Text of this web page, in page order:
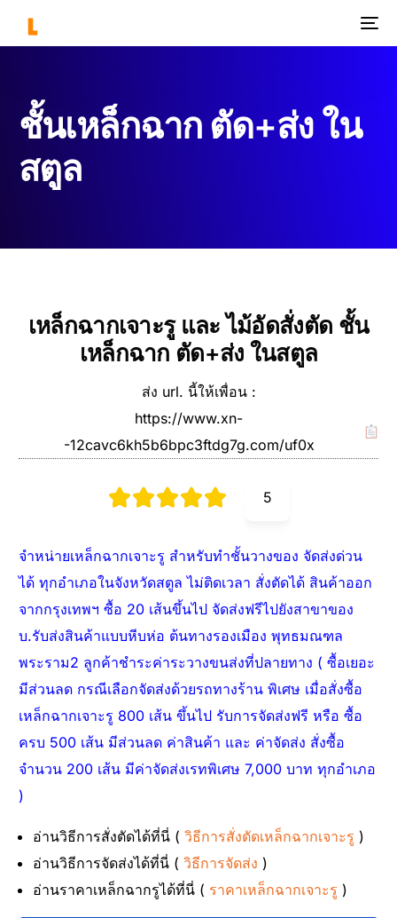
ชั้นเหล็กฉาก ตัด+ส่ง ใน
สตูล
เหล็กฉากเจาะรู และ ไม้อัดสั่งตัด ชั้น
เหล็กฉาก ตัด+ส่ง ในสตูล
ส่ง url. นี้ให้เพื่อน :
https://www.xn-
-12cavc6kh5b6bpc3ftdg7g.com/uf0x
5
จำหน่ายเหล็กฉากเจาะรู สำหรับทำชั้นวางของ จัดส่งด่วน
ได้ ทุกอำเภอในจังหวัดสตูล ไม่ติดเวลา สั่งตัดได้ สินค้าออก
จากกรุงเทพฯ ซื้อ 20 เส้นขึ้นไป จัดส่งฟรีไปยังสาขาของ
บ.รับส่งสินค้าแบบหีบห่อ ต้นทางรองเมือง พุทธมณฑล
พระราม2 ลูกค้าชำระค่าระวางขนส่งที่ปลายทาง ( ซื้อเยอะ
มีส่วนลด กรณีเลือกจัดส่งด้วยรถทางร้าน พิเศษ เมื่อสั่งซื้อ
เหล็กฉากเจาะรู 800 เส้น ขึ้นไป รับการจัดส่งฟรี หรือ ซื้อ
ครบ 500 เส้น มีส่วนลด ค่าสินค้า และ ค่าจัดส่ง สั่งซื้อ
จำนวน 200 เส้น มีค่าจัดส่งเรทพิเศษ 7,000 บาท ทุกอำเภอ
)
อ่านวิธีการสั่งตัดได้ที่นี่ (วิธีการสั่งตัดเหล็กฉากเจาะรู )
อ่านวิธีการจัดส่งได้ที่นี่ (วิธีการจัดส่ง )
อ่านราคาเหล็กฉากรูได้ที่นี่ ( ราคาเหล็กฉากเจาะรู )